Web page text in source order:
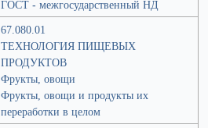
ГОСТ - межгосударственный НД
67.080.01
ТЕХНОЛОГИЯ ПИЩЕВЫХ
ПРОДУКТОВ
Фрукты, овощи
Фрукты, овощи и продукты их
переработки в целом